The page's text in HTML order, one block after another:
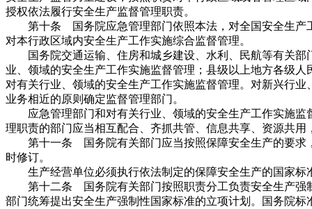
授权依法履行安全生产监督管理职责。
第十条 国务院应急管理部门依照本法，对全国安全生产
对本行政区域内安全生产工作实施综合监督管理。
国务院交通运输、住房和城乡建设、水利、民航等有关部
业、领域的安全生产工作实施监督管理；县级以上地方各级
对有关行业、领域的安全生产工作实施监督管理。对新兴行
业务相近的原则确定监督管理部门。
应急管理部门和对有关行业、领域的安全生产工作实施监
理职责的部门应当相互配合、齐抓共管、信息共享、资源共
第十一条 国务院有关部门应当按照保障安全生产的要求
时修订。
生产经营单位必须执行依法制定的保障安全生产的国家标
第十二条 国务院有关部门按照职责分工负责安全生产强
部门统筹提出安全生产强制性国家标准的立项计划。国务院